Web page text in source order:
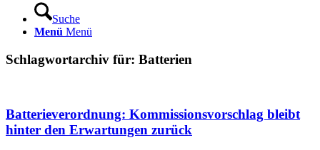
Suche
Menü Menü
Schlagwortarchiv für: Batterien
Batterieverordnung: Kommissionsvorschlag bleibt
hinter den Erwartungen zurück